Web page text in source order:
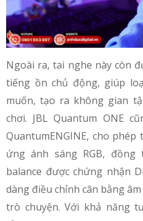
Ngoài ra, tai nghe này còn
tiếng ồn chủ động, giúp
muốn, tạo ra không gian
chơi. JBL Quantum ONE
QuantumENGINE, cho
ứng ánh sáng RGB, đồng
balance được chứng nhận
dàng điều chỉnh cân bằng
trò chuyện. Với khả năng